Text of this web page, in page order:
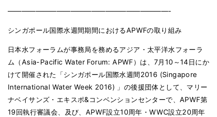
———————————————————————-
シンガポール国際水週間期間におけるAPWFの取り組み
日本水フォーラムが事務局を務めるアジア・太平洋水フォーラ
ム（Asia-Pacific Water Forum: APWF）は、7月10～14日にか
けて開催された「シンガポール国際水週間2016 (Singapore
International Water Week 2016) 」の後援団体として、マリー
ナベイサンズ・エキスポ&コンベンションセンターで、APWF第
19回執行審議会、及び、APWF設立10周年・WWC設立20周年